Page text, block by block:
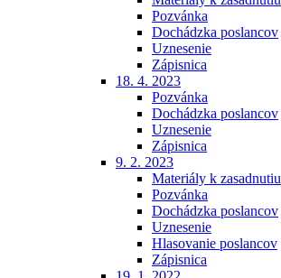
Pozvánka
Dochádzka poslancov
Uznesenie
Zápisnica
18. 4. 2023
Pozvánka
Dochádzka poslancov
Uznesenie
Zápisnica
9. 2. 2023
Materiály k zasadnutiu
Pozvánka
Dochádzka poslancov
Uznesenie
Hlasovanie poslancov
Zápisnica